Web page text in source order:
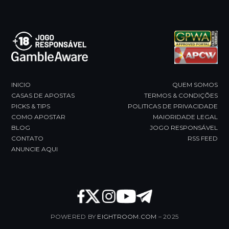
INICIO
CASAS DE APOSTAS
PICKS & TIPS
COMO APOSTAR
BLOG
CONTATO
ANUNCIE AQUI
QUEM SOMOS
TERMOS & CONDIÇÕES
POLITICAS DE PRIVACIDADE
MAIORIDADE LEGAL
JOGO RESPONSÁVEL
RSS FEED
POWERED BY EIGHTROOM.COM – 2025